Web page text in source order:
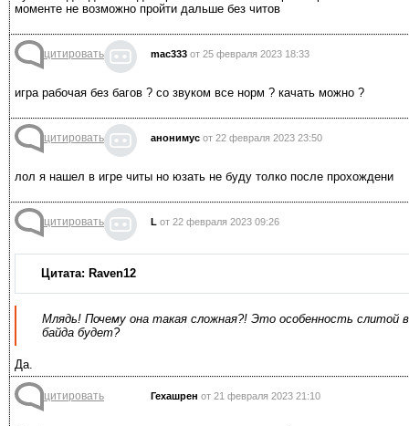
моменте не возможно пройти дальше без читов
цитировать mac333 от 25 февраля 2023 18:33
игра рабочая без багов ? со звуком все норм ? качать можно ?
цитировать анонимус от 22 февраля 2023 23:50
лол я нашел в игре читы но юзать не буду толко после прохождени
цитировать L от 22 февраля 2023 09:26
Цитата: Raven12
Млядь! Почему она такая сложная?! Это особенность слитой
байда будет?
Да.
цитировать Гехашрен от 21 февраля 2023 21:10